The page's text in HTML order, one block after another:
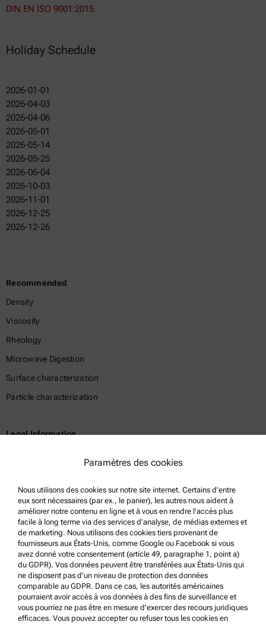
DIN EN ISO 9001:2015
Holiday Schedule
2026-01-01
2026-04-03
2026-04-06
2026-05-01
2026-05-14
2026-05-25
2026-06-04
2026-10-03
2026-11-01
2026-12-25
2026-12-26
Recommended
Density
Viscosity
Rheology
Microwave Digestion
Surface characterization
Particle characterization
Legal Information
Legal notice
Terms of use
Trademarks
Whistleblowing system
Product Support
Anton Paar Certified Service
Safety declaration
Paramètres des cookies
Nous utilisons des cookies sur notre site internet. Certains d'entre
eux sont nécessaires (par ex., le panier), les autres nous aident à
améliorer notre contenu en ligne et à vous en rendre l'accès plus
facile à long terme via des services d'analyse, de médias externes et
de marketing. Nous utilisons des cookies tiers provenant de
fournisseurs aux États-Unis, comme Google ou Facebook si vous
avez donné votre consentement (article 49, paragraphe 1, point a)
du GDPR). Vos données peuvent être transférées aux États-Unis qui
ne disposent pas d'un niveau de protection des données
comparable au GDPR. Dans ce cas, les autorités américaines
pourraient avoir accès à vos données à des fins de surveillance et
vous pourriez ne pas être en mesure d'exercer des recours juridiques
efficaces. Vous pouvez accepter ou refuser tous les cookies en